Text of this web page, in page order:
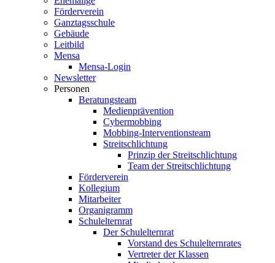
Förderverein
Ganztagsschule
Gebäude
Leitbild
Mensa
Mensa-Login
Newsletter
Personen
Beratungsteam
Medienprävention
Cybermobbing
Mobbing-Interventionsteam
Streitschlichtung
Prinzip der Streitschlichtung
Team der Streitschlichtung
Förderverein
Kollegium
Mitarbeiter
Organigramm
Schulelternrat
Der Schulelternrat
Vorstand des Schulelternrates
Vertreter der Klassen